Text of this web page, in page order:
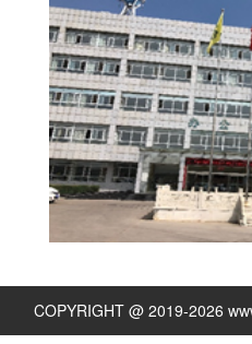
COPYRIGHT @ 2019-2026